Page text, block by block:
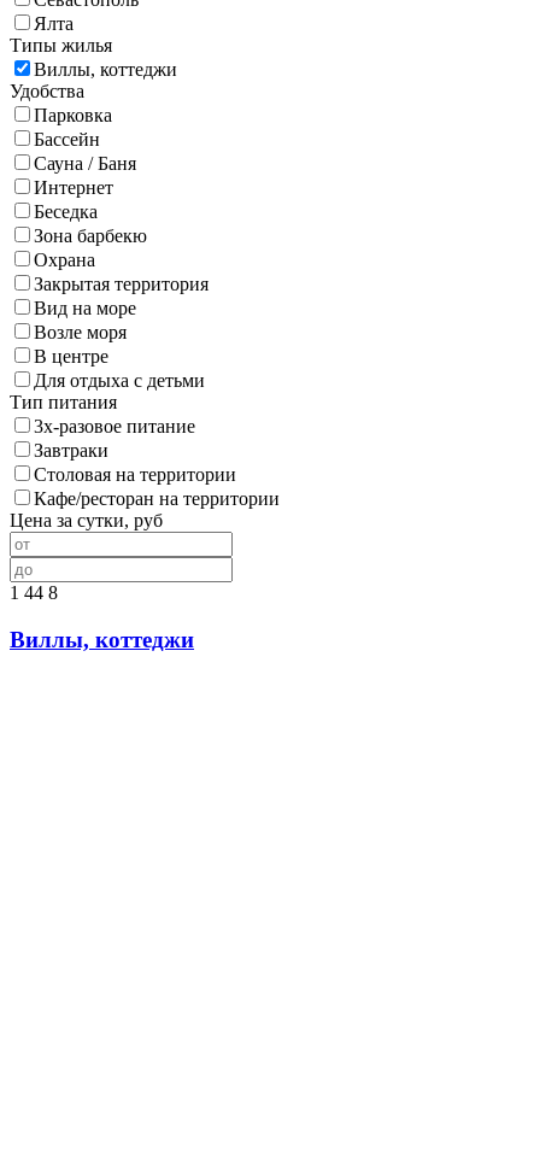
Ялта
Типы жилья
Виллы, коттеджи
Удобства
Парковка
Бассейн
Сауна / Баня
Интернет
Беседка
Зона барбекю
Охрана
Закрытая территория
Вид на море
Возле моря
В центре
Для отдыха с детьми
Тип питания
3х-разовое питание
Завтраки
Столовая на территории
Кафе/ресторан на территории
Цена за сутки, руб
1 44 8
Виллы, коттеджи